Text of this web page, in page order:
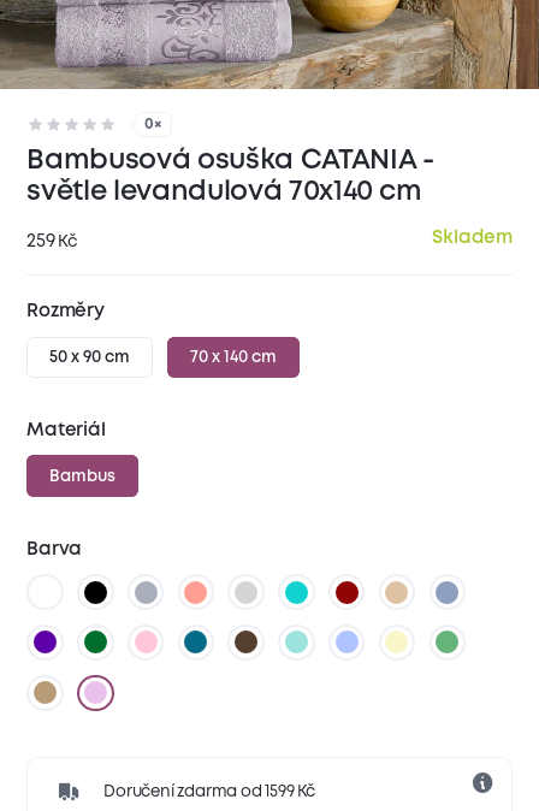
0×
Bambusová osuška CATANIA -
světle levandulová 70x140 cm
259 Kč Skladem
Rozměry
50 x 90 cm 70 x 140 cm
Materiál
Bambus
Barva
Doručení zdarma od 1599 Kč